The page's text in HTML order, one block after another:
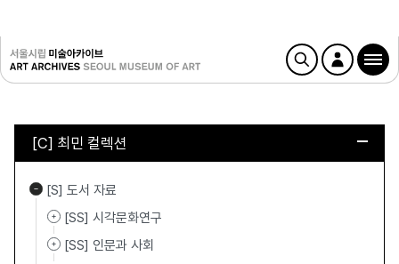
[C] 최민 컬렉션
[S] 도서 자료
[SS] 시각문화연구
[SS] 인문과 사회